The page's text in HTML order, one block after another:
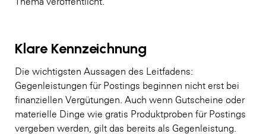
Klare Kennzeichnung
Die wichtigsten Aussagen des Leitfadens:
Gegenleistungen für Postings beginnen nicht erst bei
finanziellen Vergütungen. Auch wenn Gutscheine oder
materielle Dinge wie gratis Produktproben für Postings
vergeben werden, gilt das bereits als Gegenleistung.